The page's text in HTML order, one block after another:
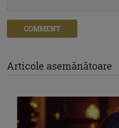
COMMENT
Articole asemănătoare